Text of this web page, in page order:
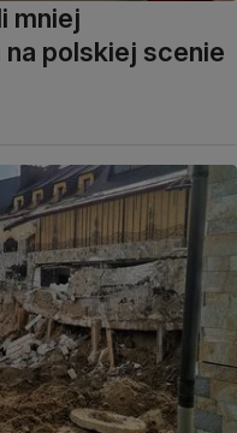
mniej
polskiej scenie